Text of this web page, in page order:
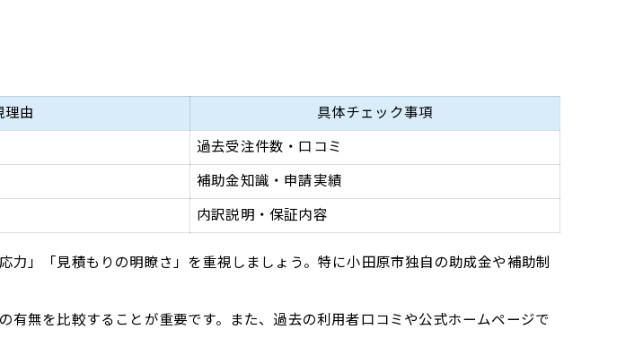
理由
具体チェック事項
過去受注件数・口コミ
補助金知識・申請実績
内訳説明・保証内容
」「見積もりの明瞭さ」を重視しましょう。特に小田原市独自の助成金や補助制
無を比較することが重要です。また、過去の利用者口コミや公式ホームページで